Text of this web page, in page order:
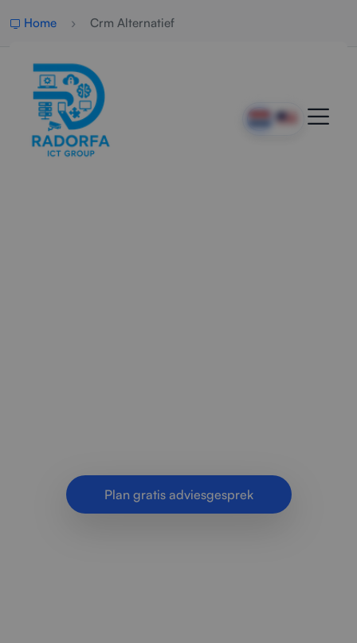
Home Crm Alternatief
Plan gratis adviesgesprek